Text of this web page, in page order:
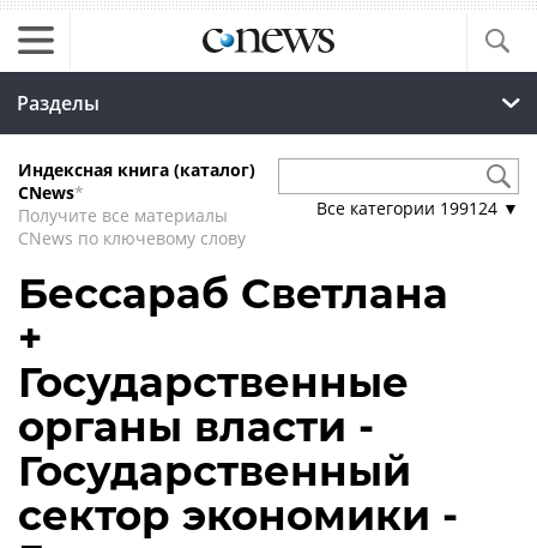
Разделы
Индексная книга (каталог)
CNews*
Получите все материалы
CNews по ключевому слову
Все категории 199124 ▼
Бессараб Светлана
+
Государственные
органы власти -
Государственный
сектор экономики -